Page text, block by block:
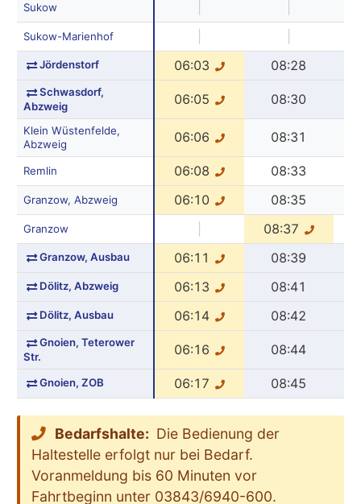
Sukow
Sukow-Marienhof
Jördenstorf 06:03 08:28
Schwasdorf,
Abzweig
06:05 08:30
Klein Wüstenfelde,
Abzweig
06:06 08:31
Remlin 06:08 08:33
Granzow, Abzweig 06:10 08:35
Granzow 08:37
Granzow, Ausbau 06:11 08:39
Dölitz, Abzweig 06:13 08:41
Dölitz, Ausbau 06:14 08:42
Gnoien, Teterower
Str.
06:16 08:44
Gnoien, ZOB 06:17 08:45
Bedarfshalte: Die Bedienung der
Haltestelle erfolgt nur bei Bedarf.
Voranmeldung bis 60 Minuten vor
Fahrtbeginn unter 03843/6940-600.